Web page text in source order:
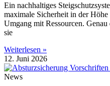
Ein nachhaltiges
maximale Sicherheit in der
Umgang mit Ressourcen.
sie
Weiterlesen »
12. Juni 2026
News